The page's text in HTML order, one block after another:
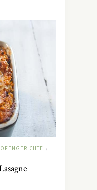
OFENGERICHTE /